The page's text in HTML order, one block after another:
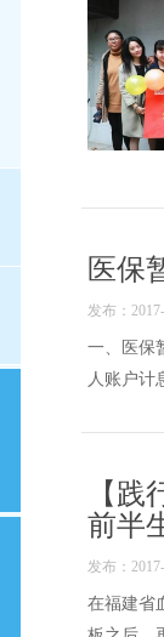
医保
发布：
一、医保
人账户计
【
前半
发布：
在福建省